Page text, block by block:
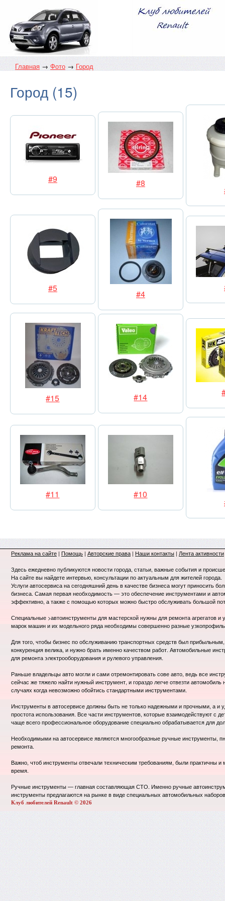
Главная → Фото→Город
Город (15)
#9 #8
#5
#4
#15 #14
#11 #10
Реклама на сайте | Помощь | Авторские права | Наши контакты | Лента активности
Здесь ежедневно публикуются новости города, статьи, важные события и
На сайте вы найдете интервью, консультации по актуальным для жителей города.
Услуги автосервиса на сегодняшний день в качестве бизнеса могут приносить
бизнеса. Самая первая необходимость — это обеспечение инструментами и
эффективно, а также с помощью которых можно быстро обслуживать большой
Специальные >автоинструменты для мастерской нужны для ремонта агрегатов
марок машин и их модельного ряда необходимы совершенно разные
Для того, чтобы бизнес по обслуживанию транспортных средств был
конкуренция велика, и нужно брать именно качеством работ. Автомобильные
для ремонта электрооборудования и рулевого управления.
Раньше владельцы авто могли и сами отремонтировать сове авто, ведь все
сейчас же тяжело найти нужный инструмент, и гораздо легче отвезти
случаях когда невозможно обойтись стандартными инструментами.
Инструменты в автосервисе должны быть не только надежными и прочными, а и
простота использования. Все части инструментов, которые взаимодействуют
чаще всего профессиональное оборудование специально обрабатывается для
Необходимыми на автосервисе являются многообразные ручные инструменты,
ремонта.
Важно, чтоб инструменты отвечали техническим требованиям, были практичны
время.
Ручные инструменты — главная составляющая СТО. Именно ручные
инструменты предлагаются на рынке в виде специальных автомобильных
Клуб любителей Renault © 2026